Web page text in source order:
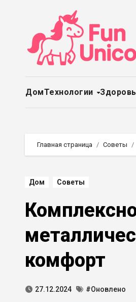
содержимому
ДомТехнологии
Главная страница Советы
Дом Советы
комфорт
27.12.2024 #Оновлено